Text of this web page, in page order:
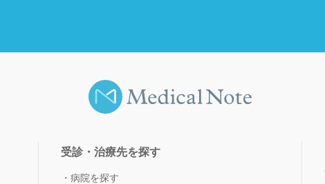
受診・治療先を探す
病院を探す